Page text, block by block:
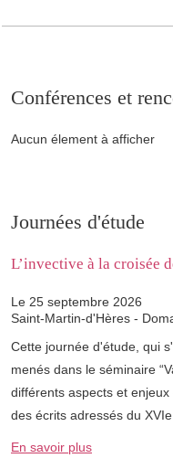
Conférences et
Aucun élement à afficher
Journées d'étude
L’invective à la croisée
Le 25 septembre 2026
Saint-Martin-d'Hères -
Cette journée d'étude, qui
menés dans le séminaire
différents aspects et
des écrits adressés du
En savoir plus